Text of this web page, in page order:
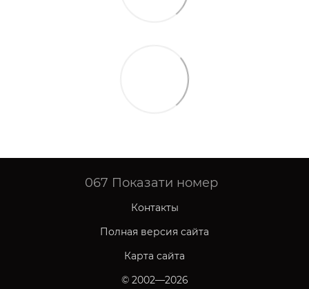
067 Показати номер
Контакты
Полная версия сайта
Карта сайта
© 2002—2026